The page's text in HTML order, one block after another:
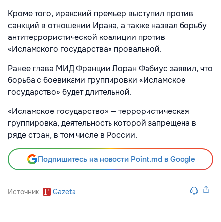
Кроме того, иракский премьер выступил против
санкций в отношении Ирана, а также назвал борьбу
антитеррористической коалиции против
«Исламского государства» провальной.
Ранее глава МИД Франции Лоран Фабиус заявил, что
борьба с боевиками группировки «Исламское
государство» будет длительной.
«Исламское государство» — террористическая
группировка, деятельность которой запрещена в
ряде стран, в том числе в России.
Подпишитесь на новости Point.md в Google
Источник Gazeta